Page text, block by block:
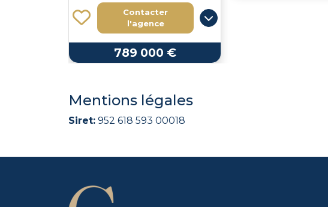
Contacter
l'agence
789 000 €
Mentions légales
Siret: 952 618 593 00018